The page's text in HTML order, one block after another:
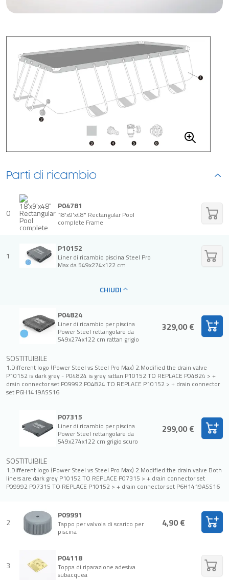
Parti di ricambio
0
P04781
18'x9'x48" Rectangular Pool
complete Frame
1
P10152
Liner di ricambio piscina Steel Pro
Max da 549x274x122 cm
CHIUDI
P04824
Liner di ricambio per piscina
Power Steel rettangolare da
549x274x122 cm rattan grigio
329,00 €
SOSTITUIBILE
1.Different logo (Power Steel vs Steel Pro Max) 2.Modified the drain valve
P10152 is dark grey - P04824 is grey rattan P10152 TO REPLACE P04824 > +
drain connector set P09992 P04824 TO REPLACE P10152 > + drain connector
set P6H1419ASS16
P07315
Liner di ricambio per piscina
Power Steel rettangolare da
549x274x122 cm grigio scuro
299,00 €
SOSTITUIBILE
1.Different logo (Power Steel vs Steel Pro Max) 2.Modified the drain valve Both
liners are dark grey P10152 TO REPLACE P07315 > + drain connector set
P09992 P07315 TO REPLACE P10152 > + drain connector set P6H1419ASS16
2
P09991
Tappo per valvola di scarico per
piscina
4,90 €
3
P04118
Toppa di riparazione adesiva
subacquea